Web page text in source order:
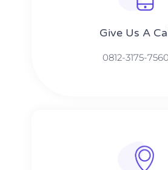
Give Us A
0812-3175-7560